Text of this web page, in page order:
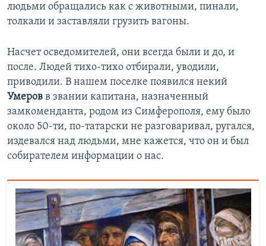
людьми обращались как с животными, пинали,
толкали и заставляли грузить вагоны.
Насчет осведомителей, они всегда были и до, и
после. Людей тихо-тихо отбирали, уводили,
приводили. В нашем поселке появился некий
Умеров в звании капитана, назначенный
замкоменданта, родом из Симферополя, ему было
около 50-ти, по-татарски не разговаривал, ругался,
издевался над людьми, мне кажется, что он и был
собирателем информации о нас.